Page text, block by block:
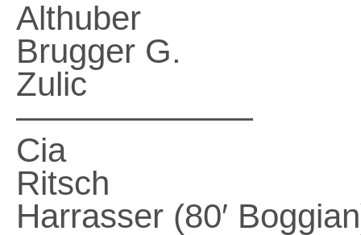
Althuber
Brugger G.
Zulic
———————
Cia
Ritsch
Harrasser (80′